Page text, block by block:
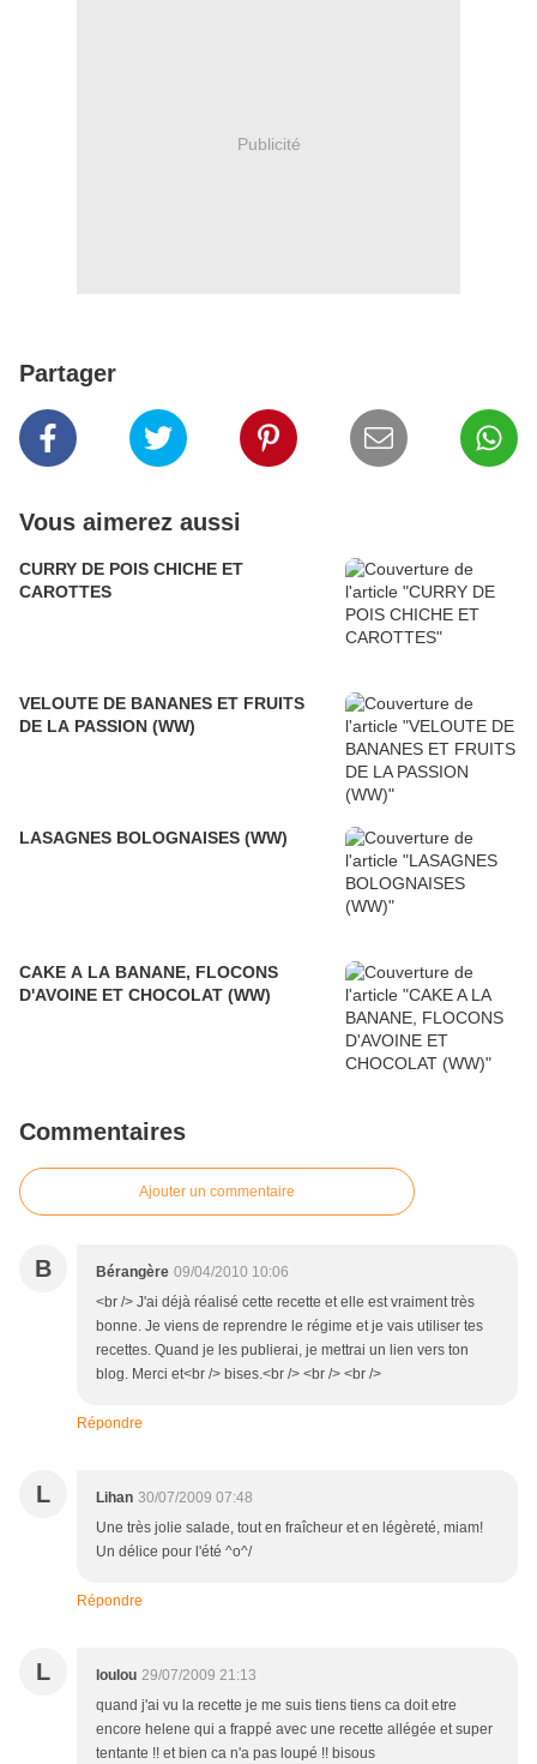
Publicité
Partager
Vous aimerez aussi
CURRY DE POIS CHICHE ET
CAROTTES
VELOUTE DE BANANES ET FRUITS
DE LA PASSION (WW)
LASAGNES BOLOGNAISES (WW)
CAKE A LA BANANE, FLOCONS
D'AVOINE ET CHOCOLAT (WW)
Commentaires
Ajouter un commentaire
B Bérangère 09/04/2010 10:06
<br /> J'ai déjà réalisé cette recette et elle est vraiment très
bonne. Je viens de reprendre le régime et je vais utiliser tes
recettes. Quand je les publierai, je mettrai un lien vers ton
blog. Merci et<br /> bises.<br /> <br /> <br />
Répondre
L Lihan 30/07/2009 07:48
Une très jolie salade, tout en fraîcheur et en légèreté, miam!
Un délice pour l'été ^o^/
Répondre
L loulou 29/07/2009 21:13
quand j'ai vu la recette je me suis tiens tiens ca doit etre
encore helene qui a frappé avec une recette allégée et super
tentante !! et bien ca n'a pas loupé !! bisous